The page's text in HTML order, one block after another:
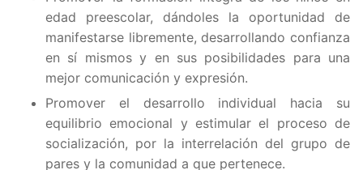
edad preescolar, dándoles la oportunidad de
manifestarse libremente, desarrollando confianza
en sí mismos y en sus posibilidades para una
mejor comunicación y expresión.
Promover el desarrollo individual hacia su
equilibrio emocional y estimular el proceso de
socialización, por la interrelación del grupo de
pares y la comunidad a que pertenece.